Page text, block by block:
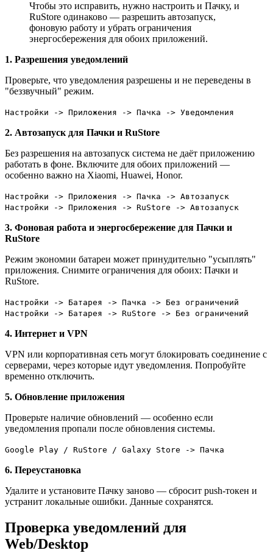
Чтобы это исправить, нужно настроить и Пачку, и
RuStore одинаково — разрешить автозапуск,
фоновую работу и убрать ограничения
энергосбережения для обоих приложений.
1. Разрешения уведомлений
Проверьте, что уведомления разрешены и не переведены в
"беззвучный" режим.
Настройки -> Приложения -> Пачка -> Уведомления
2. Автозапуск для Пачки и RuStore
Без разрешения на автозапуск система не даёт приложению
работать в фоне. Включите для обоих приложений —
особенно важно на Xiaomi, Huawei, Honor.
Настройки -> Приложения -> Пачка -> Автозапуск
Настройки -> Приложения -> RuStore -> Автозапуск
3. Фоновая работа и энергосбережение для Пачки и
RuStore
Режим экономии батареи может принудительно "усыплять"
приложения. Снимите ограничения для обоих: Пачки и
RuStore.
Настройки -> Батарея -> Пачка -> Без ограничений
Настройки -> Батарея -> RuStore -> Без ограничений
4. Интернет и VPN
VPN или корпоративная сеть могут блокировать соединение с
серверами, через которые идут уведомления. Попробуйте
временно отключить.
5. Обновление приложения
Проверьте наличие обновлений — особенно если
уведомления пропали после обновления системы.
Google Play / RuStore / Galaxy Store -> Пачка
6. Переустановка
Удалите и установите Пачку заново — сбросит push-токен и
устранит локальные ошибки. Данные сохранятся.
Проверка уведомлений для
Web/Desktop